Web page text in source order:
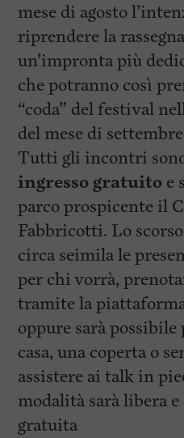
mese di agosto
riprendere la
un’impronta più
che potranno così
“coda” del festival
del mese di
Tutti gli incontri
ingresso gratuito e
parco prospicente il
Fabbricotti. Lo
circa seimila le
per chi vorrà,
tramite la
oppure sarà
casa, una coperta o
assistere ai talk in
modalità sarà libera
gratuita